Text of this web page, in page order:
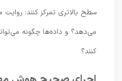
سطح بالاتری تمرکز کنند: روایت ما
می‌دهد؟ و داده‌ها چگونه می‌توانند